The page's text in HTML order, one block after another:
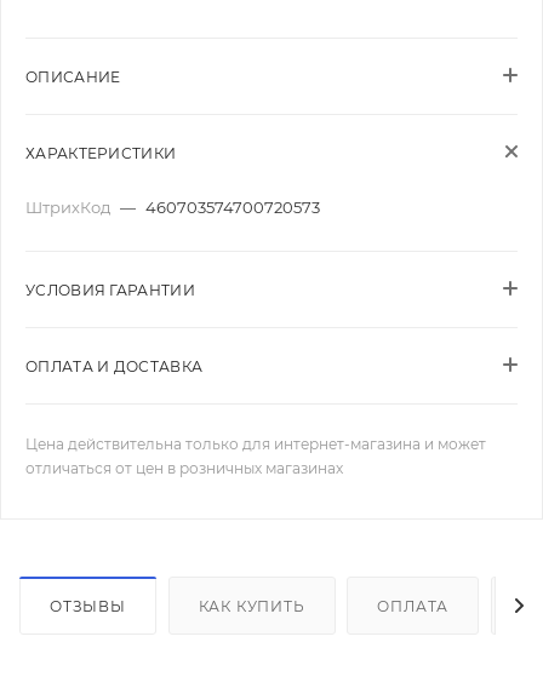
ОПИСАНИЕ
ХАРАКТЕРИСТИКИ
ШтрихКод — 460703574700720573
УСЛОВИЯ ГАРАНТИИ
ОПЛАТА И ДОСТАВКА
Цена действительна только для интернет-магазина и может
отличаться от цен в розничных магазинах
ОТЗЫВЫ КАК КУПИТЬ ОПЛАТА